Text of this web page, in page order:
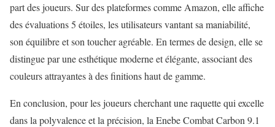
part des joueurs. Sur des plateformes comme Amazon, elle affiche
des évaluations 5 étoiles, les utilisateurs vantant sa maniabilité,
son équilibre et son toucher agréable. En termes de design, elle se
distingue par une esthétique moderne et élégante, associant des
couleurs attrayantes à des finitions haut de gamme.
En conclusion, pour les joueurs cherchant une raquette qui excelle
dans la polyvalence et la précision, la Enebe Combat Carbon 9.1